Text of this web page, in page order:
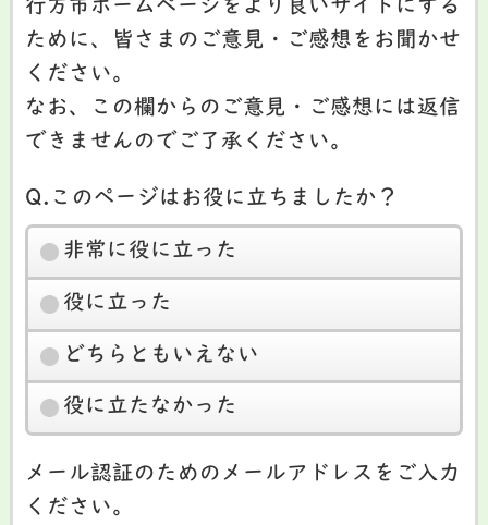
行方市ホームページをより良いサイトにする
ために、皆さまのご意見・ご感想をお聞かせ
ください。
なお、この欄からのご意見・ご感想には返信
できませんのでご了承ください。
Q.このページはお役に立ちましたか？
非常に役に立った
役に立った
どちらともいえない
役に立たなかった
メール認証のためのメールアドレスをご入力
ください。